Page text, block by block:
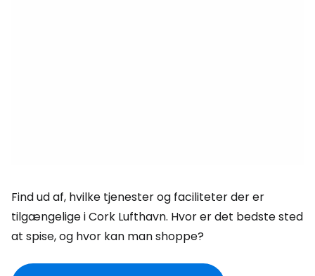
Find ud af, hvilke tjenester og faciliteter der er
tilgængelige i Cork Lufthavn. Hvor er det bedste sted
at spise, og hvor kan man shoppe?